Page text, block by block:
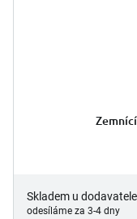
Skladem u dodavatele
odesíláme za 3-4 dny